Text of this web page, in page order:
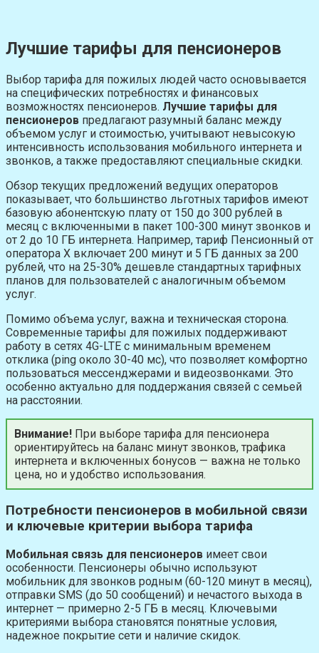
Лучшие тарифы для пенсионеров
Выбор тарифа для пожилых людей часто основывается
на специфических потребностях и финансовых
возможностях пенсионеров. Лучшие тарифы для
пенсионеров предлагают разумный баланс между
объемом услуг и стоимостью, учитывают невысокую
интенсивность использования мобильного интернета и
звонков, а также предоставляют специальные скидки.
Обзор текущих предложений ведущих операторов
показывает, что большинство льготных тарифов имеют
базовую абонентскую плату от 150 до 300 рублей в
месяц с включенными в пакет 100-300 минут звонков и
от 2 до 10 ГБ интернета. Например, тариф Пенсионный от
оператора X включает 200 минут и 5 ГБ данных за 200
рублей, что на 25-30% дешевле стандартных тарифных
планов для пользователей с аналогичным объемом
услуг.
Помимо объема услуг, важна и техническая сторона.
Современные тарифы для пожилых поддерживают
работу в сетях 4G-LTE с минимальным временем
отклика (ping около 30-40 мс), что позволяет комфортно
пользоваться мессенджерами и видеозвонками. Это
особенно актуально для поддержания связей с семьей
на расстоянии.
Внимание! При выборе тарифа для пенсионера
ориентируйтесь на баланс минут звонков, трафика
интернета и включенных бонусов — важна не только
цена, но и удобство использования.
Потребности пенсионеров в мобильной связи
и ключевые критерии выбора тарифа
Мобильная связь для пенсионеров имеет свои
особенности. Пенсионеры обычно используют
мобильник для звонков родным (60-120 минут в месяц),
отправки SMS (до 50 сообщений) и нечастого выхода в
интернет — примерно 2-5 ГБ в месяц. Ключевыми
критериями выбора становятся понятные условия,
надежное покрытие сети и наличие скидок.